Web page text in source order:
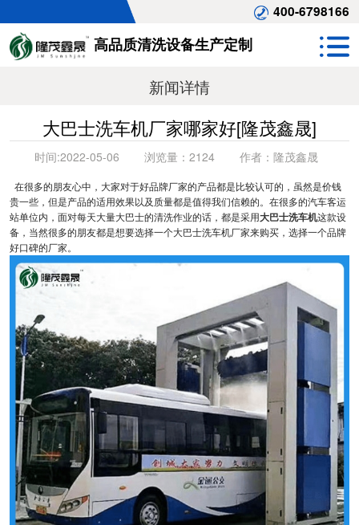
400-6798166
高品质清洗设备生产定制
新闻详情
大巴士洗车机厂家哪家好[隆茂鑫晟]
时间:2022-05-06 浏览量： 2124 作者： 隆茂鑫晟
在很多的朋友心中，大家对于好品牌厂家的产品都是比较认可的，虽然是价钱
贵一些，但是产品的适用效果以及质量都是值得我们信赖的。在很多的汽车客运
站单位内，面对每天大量大巴士的清洗作业的话，都是采用大巴士洗车机这款设
备，当然很多的朋友都是想要选择一个大巴士洗车机厂家来购买，选择一个品牌
好口碑的厂家。